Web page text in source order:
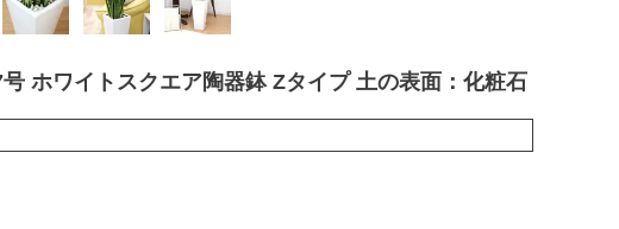
ホワイトスクエア陶器鉢 Zタイプ 土の表面：化粧石